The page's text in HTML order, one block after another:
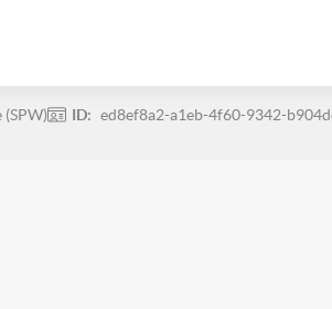
ID: ed8ef8a2-a1eb-4f60-9342-